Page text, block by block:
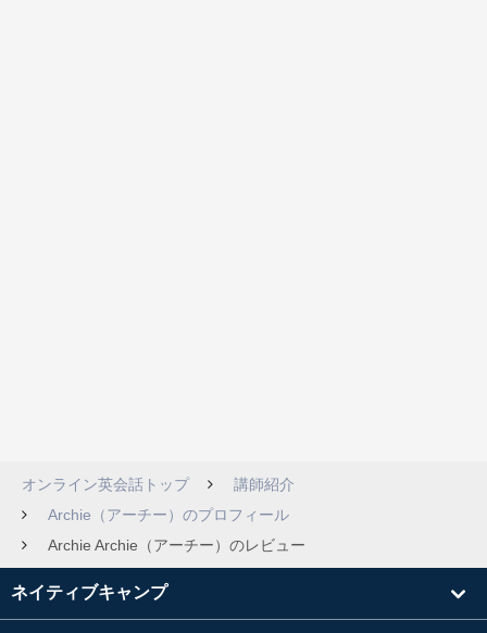
オンライン英会話トップ
講師紹介
Archie（アーチー）のプロフィール
Archie Archie（アーチー）のレビュー
ネイティブキャンプ